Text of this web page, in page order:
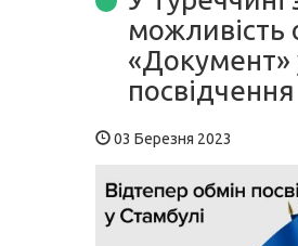
можливість
«Документ»
03 Березня 2023